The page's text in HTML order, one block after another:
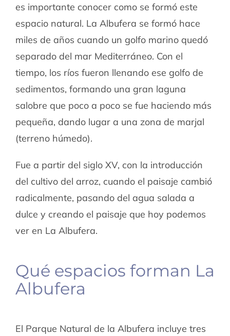
es importante conocer como se formó este
espacio natural. La Albufera se formó hace
miles de años cuando un golfo marino quedó
separado del mar Mediterráneo. Con el
tiempo, los ríos fueron llenando ese golfo de
sedimentos, formando una gran laguna
salobre que poco a poco se fue haciendo más
pequeña, dando lugar a una zona de marjal
(terreno húmedo).
Fue a partir del siglo XV, con la introducción
del cultivo del arroz, cuando el paisaje cambió
radicalmente, pasando del agua salada a
dulce y creando el paisaje que hoy podemos
ver en La Albufera.
Qué espacios forman La
Albufera
El Parque Natural de la Albufera incluye tres